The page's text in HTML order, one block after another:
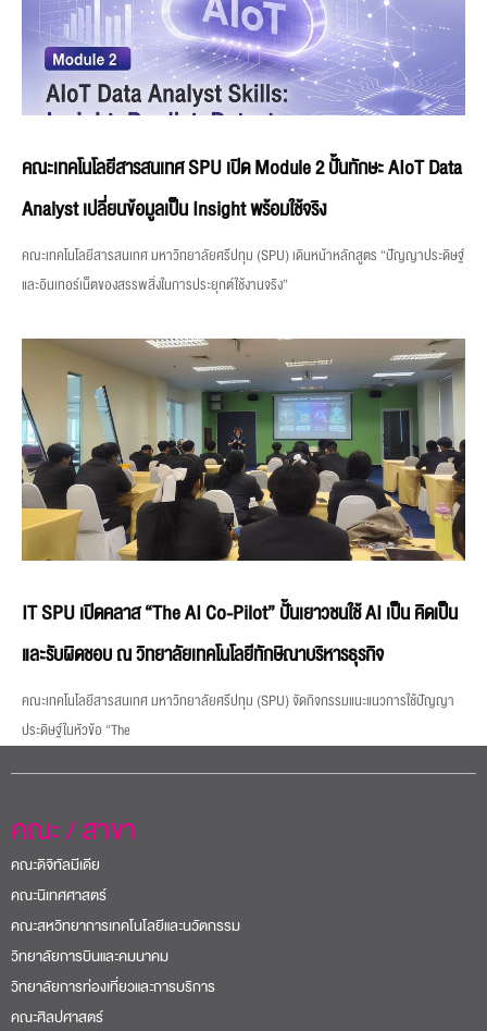
คณะเทคโนโลยีสารสนเทศ SPU เปิด Module 2 ปั้นทักษะ AIoT Data
Analyst เปลี่ยนข้อมูลเป็น Insight พร้อมใช้จริง
คณะเทคโนโลยีสารสนเทศ มหาวิทยาลัยศรีปทุม (SPU) เดินหน้าหลักสูตร “ปัญญาประดิษฐ์
และอินเทอร์เน็ตของสรรพสิ่งในการประยุกต์ใช้งานจริง”
IT SPU เปิดคลาส “The AI Co-Pilot” ปั้นเยาวชนใช้ AI เป็น คิดเป็น
และรับผิดชอบ ณ วิทยาลัยเทคโนโลยีทักษิณาบริหารธุรกิจ
คณะเทคโนโลยีสารสนเทศ มหาวิทยาลัยศรีปทุม (SPU) จัดกิจกรรมแนะแนวการใช้ปัญญา
ประดิษฐ์ในหัวข้อ “The
คณะ / สาขา
คณะดิจิทัลมีเดีย
คณะนิเทศศาสตร์
คณะสหวิทยาการเทคโนโลยีและนวัตกรรม
วิทยาลัยการบินและคมนาคม
วิทยาลัยการท่องเที่ยวและการบริการ
คณะศิลปศาสตร์